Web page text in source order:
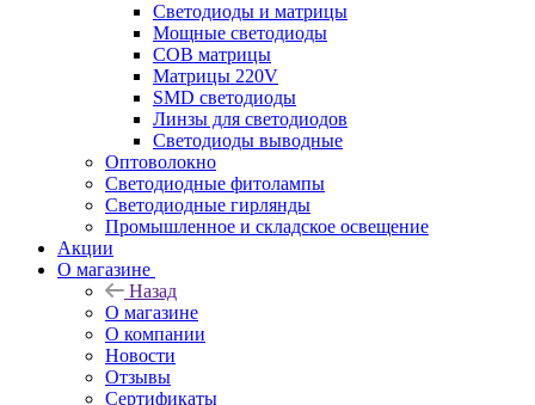
Светодиоды и матрицы
Мощные светодиоды
COB матрицы
Матрицы 220V
SMD светодиоды
Линзы для светодиодов
Светодиоды выводные
Оптоволокно
Светодиодные фитолампы
Светодиодные гирлянды
Промышленное и складское освещение
Акции
О магазине
Назад
О магазине
О компании
Новости
Отзывы
Сертификаты